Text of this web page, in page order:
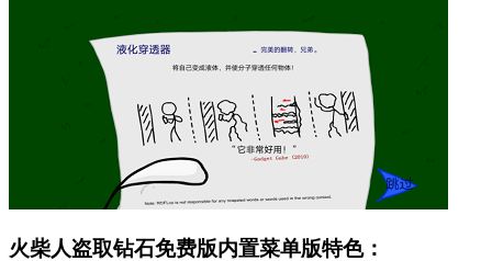
火柴人盗取钻石免费版内置菜单版特色：